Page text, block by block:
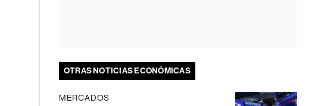
OTRAS NOTICIAS ECONÓMICAS
MERCADOS